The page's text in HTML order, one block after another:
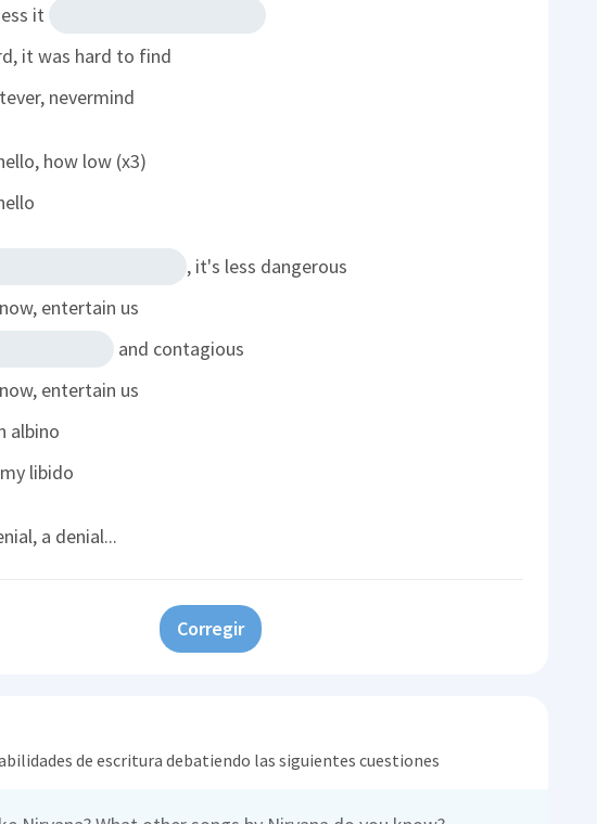
it
it was hard to find
nevermind
how low (x3)
, it's less dangerous
entertain us
and contagious
entertain us
albino
libido
a denial...
Corregir
de escritura debatiendo las siguientes cuestiones